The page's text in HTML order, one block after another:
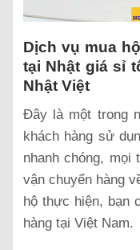
Dịch vụ mua
tại Nhật giá sỉ
Nhật Việt
Đây là một trong
khách hàng sử
nhanh chóng, mọi
vận chuyển hàng
hộ thực hiện, bạn
hàng tại Việt Nam.